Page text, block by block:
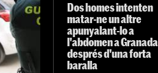
Dos homes intenten
matar-ne un altre
apunyalant-lo a
l'abdomen a Granada
després d'una forta
baralla